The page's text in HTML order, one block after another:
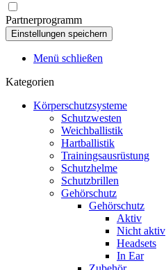
Partnerprogramm
Menü schließen
Kategorien
Körperschutzsysteme
Schutzwesten
Weichballistik
Hartballistik
Trainingsausrüstung
Schutzhelme
Schutzbrillen
Gehörschutz
Gehörschutz
Aktiv
Nicht aktiv
Headsets
In Ear